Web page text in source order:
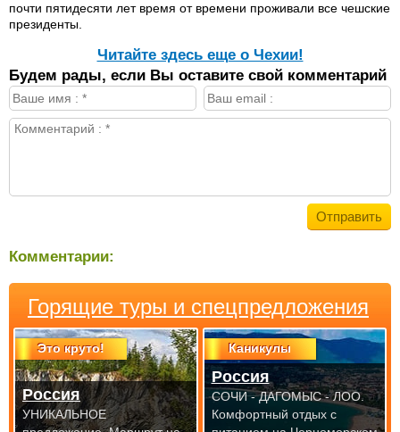
почти пятидесяти лет время от времени проживали все чешские
президенты.
Читайте здесь еще о Чехии!
Будем рады, если Вы оставите свой комментарий
Комментарии:
Горящие туры и спецпредложения
Это круто!
Россия
УНИКАЛЬНОЕ
Каникулы
Россия
СОЧИ - ДАГОМЫС - ЛОО.
Комфортный отдых с